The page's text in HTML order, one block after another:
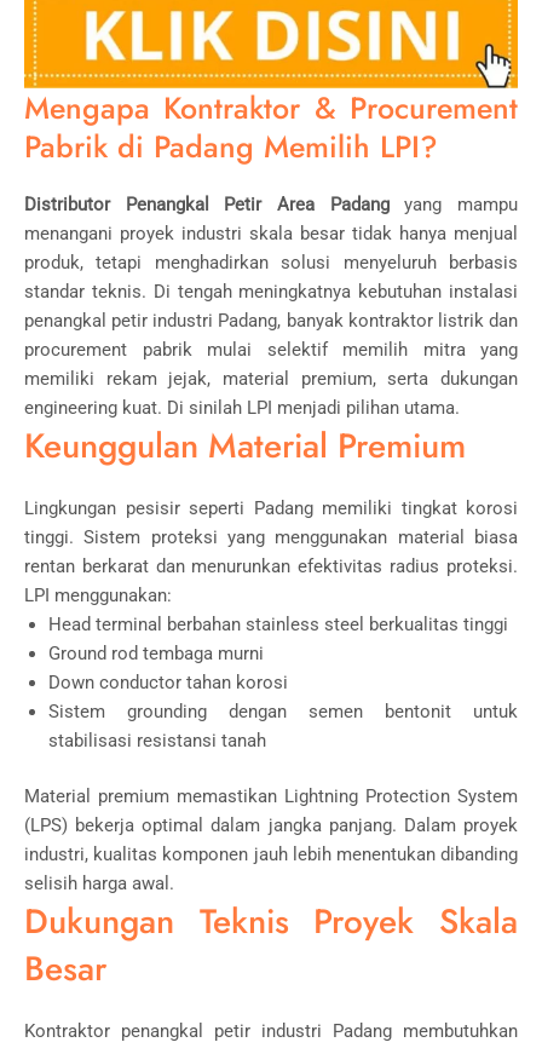
Mengapa Kontraktor & Procurement
Pabrik di Padang Memilih LPI?
Distributor Penangkal Petir Area Padangyang mampu
menangani proyek industri skala besar tidak hanya menjual
produk, tetapi menghadirkan solusi menyeluruh berbasis
standar teknis. Di tengah meningkatnya kebutuhan instalasi
penangkal petir industri Padang, banyak kontraktor listrik dan
procurement pabrik mulai selektif memilih mitra yang
memiliki rekam jejak, material premium, serta dukungan
engineering kuat. Di sinilah LPI menjadi pilihan utama.
Keunggulan Material Premium
Lingkungan pesisir seperti Padangmemiliki tingkat korosi
tinggi. Sistem proteksi yang menggunakan material biasa
rentan berkarat dan menurunkan efektivitas radius proteksi.
LPI menggunakan:
Head terminal berbahan stainless steel berkualitas tinggi
Ground rod tembaga murni
Down conductor tahan korosi
Sistem grounding dengan semen bentonit untuk
stabilisasi resistansi tanah
Material premium memastikan Lightning Protection System
(LPS) bekerja optimal dalam jangka panjang. Dalam proyek
industri, kualitas komponen jauh lebih menentukan dibanding
selisih harga awal.
Dukungan Teknis Proyek Skala
Besar
Kontraktor penangkal petir industri Padang membutuhkan